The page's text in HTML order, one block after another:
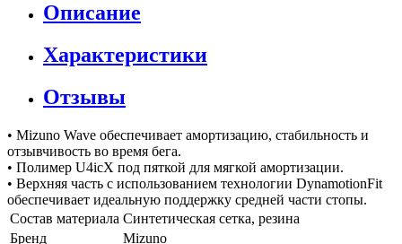
Описание
Характеристики
Отзывы
• Mizuno Wave обеспечивает амортизацию, стабильность и
отзывчивость во время бега.
• Полимер U4icX под пяткой для мягкой амортизации.
• Верхняя часть с использованием технологии DynamotionFit
обеспечивает идеальную поддержку средней части стопы.
Состав материала Синтетическая сетка, резина
Бренд
Mizuno